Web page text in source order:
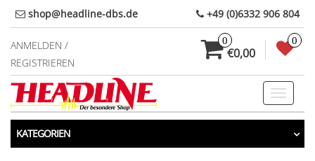
Direkt
zum
Inhalt
shop@headline-dbs.de +49 (0)6332 906 804
ANMELDEN /
REGISTRIEREN
0
€0,00
0
Toggle
KATEGORIEN